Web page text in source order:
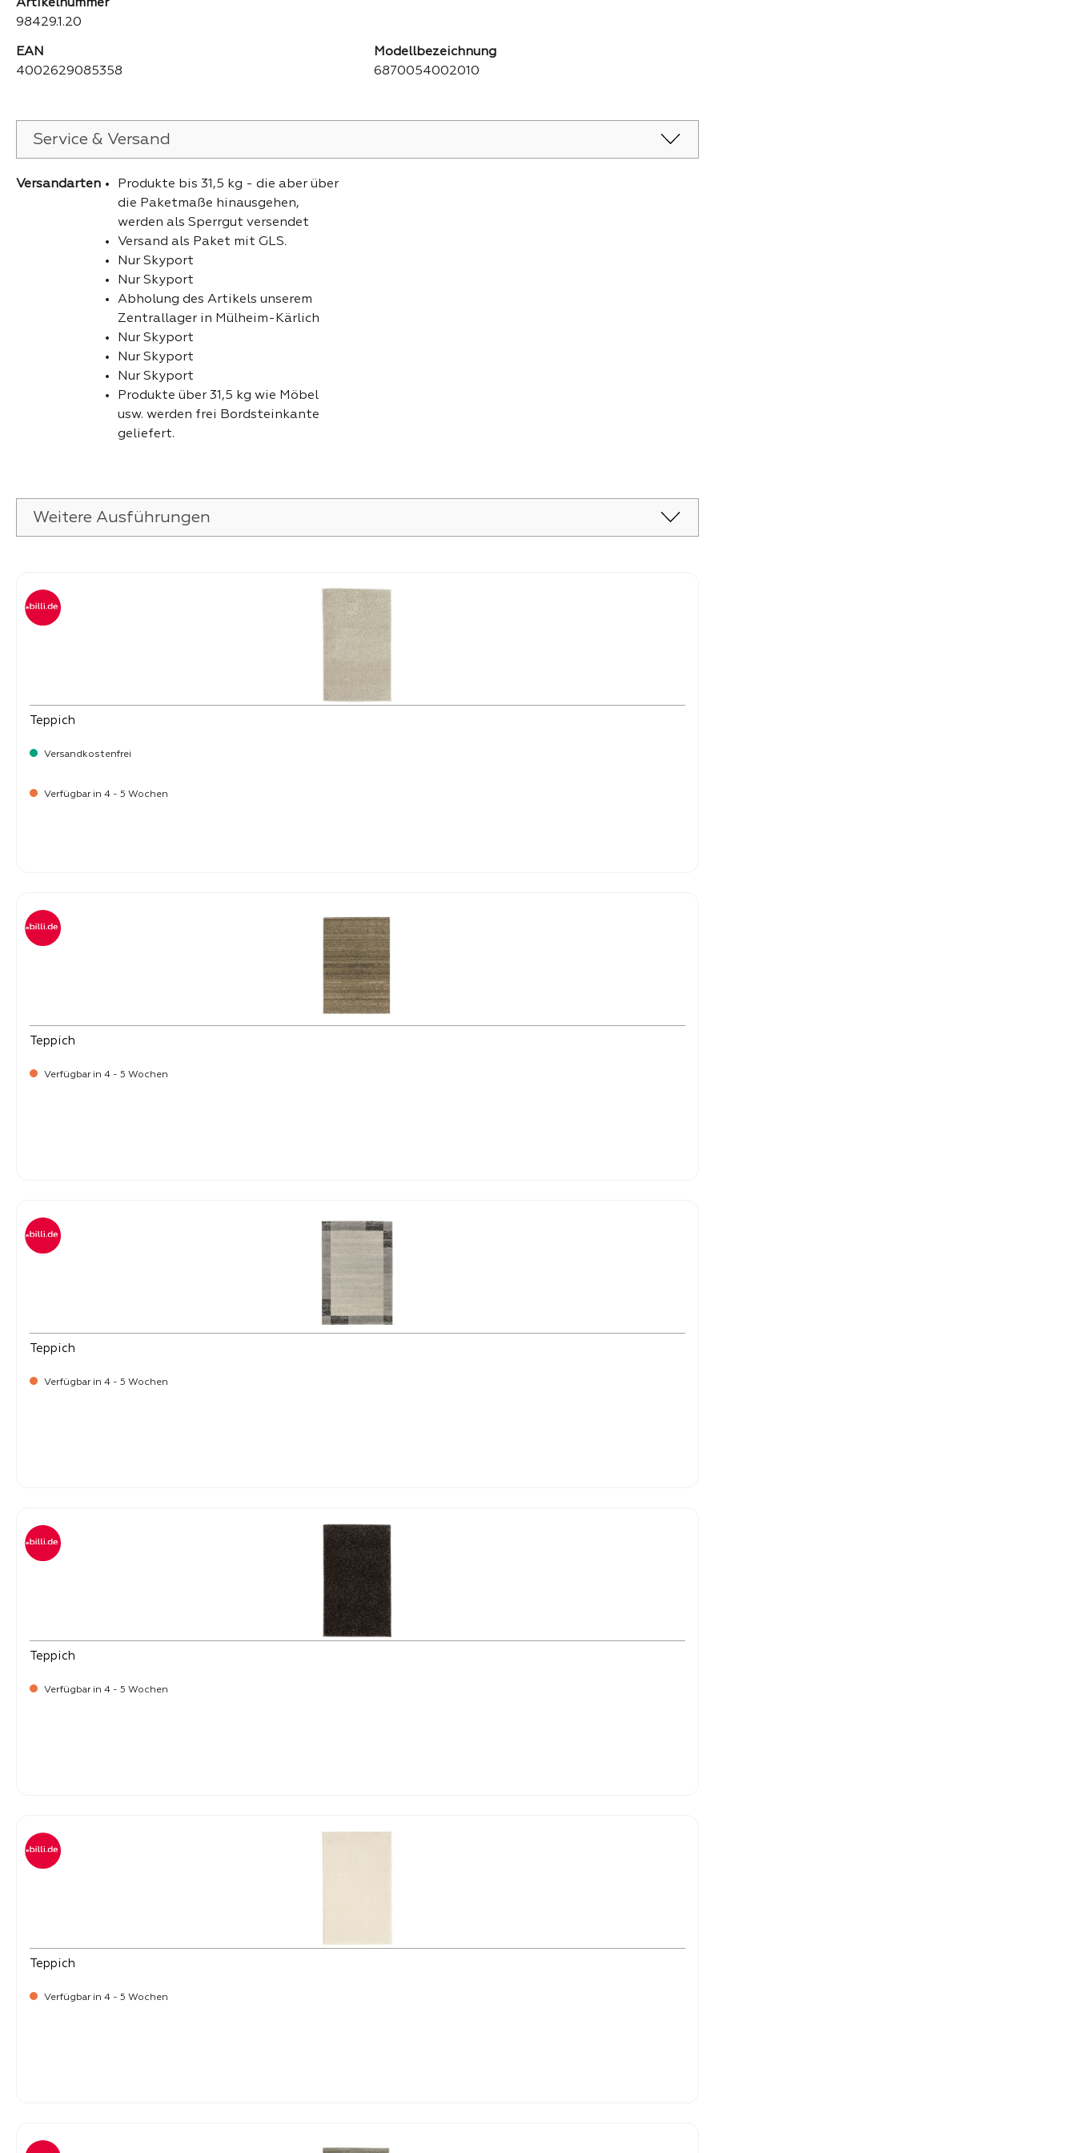
Artikelnummer
98429.1.20
EAN
4002629085358
Modellbezeichnung
6870054002010
Service & Versand
Versandarten
Produkte bis 31,5 kg - die aber über
die Paketmaße hinausgehen,
werden als Sperrgut versendet
Versand als Paket mit GLS.
Nur Skyport
Nur Skyport
Abholung des Artikels unserem
Zentrallager in Mülheim-Kärlich
Nur Skyport
Nur Skyport
Nur Skyport
Produkte über 31,5 kg wie Möbel
usw. werden frei Bordsteinkante
geliefert.
Weitere Ausführungen
Teppich
Versandkostenfrei
Verfügbar in 4 - 5 Wochen
Teppich
Verfügbar in 4 - 5 Wochen
Teppich
Verfügbar in 4 - 5 Wochen
Teppich
Verfügbar in 4 - 5 Wochen
Teppich
Verfügbar in 4 - 5 Wochen